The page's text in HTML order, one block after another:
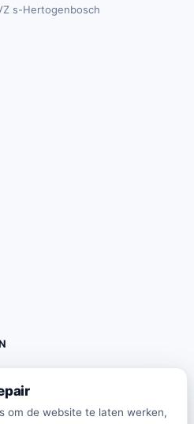
om de website te laten werken,
s-Hertogenbosch